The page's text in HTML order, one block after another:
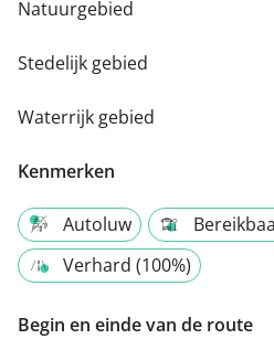
Natuurgebied
Stedelijk gebied
Waterrijk gebied
Kenmerken
Autoluw
Verhard (100%)
Begin en einde van de route